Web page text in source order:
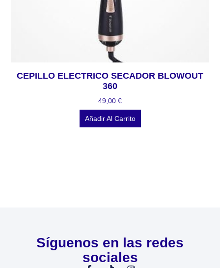
CEPILLO ELECTRICO SECADOR BLOWOUT
360
49,00 €
Añadir Al Carrito
Síguenos en las redes
sociales